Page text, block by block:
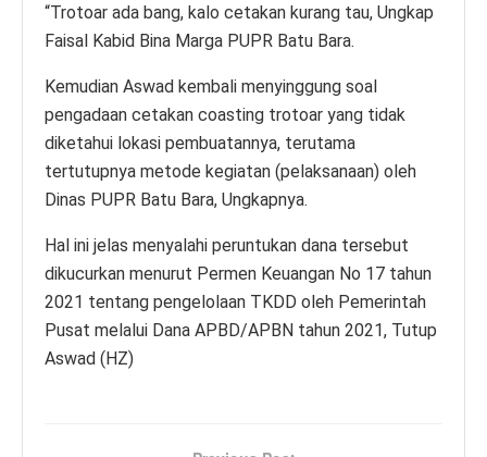
“Trotoar ada bang, kalo cetakan kurang tau, Ungkap
Faisal Kabid Bina Marga PUPR Batu Bara.
Kemudian Aswad kembali menyinggung soal
pengadaan cetakan coasting trotoar yang tidak
diketahui lokasi pembuatannya, terutama
tertutupnya metode kegiatan (pelaksanaan) oleh
Dinas PUPR Batu Bara, Ungkapnya.
Hal ini jelas menyalahi peruntukan dana tersebut
dikucurkan menurut Permen Keuangan No 17 tahun
2021 tentang pengelolaan TKDD oleh Pemerintah
Pusat melalui Dana APBD/APBN tahun 2021, Tutup
Aswad (HZ)